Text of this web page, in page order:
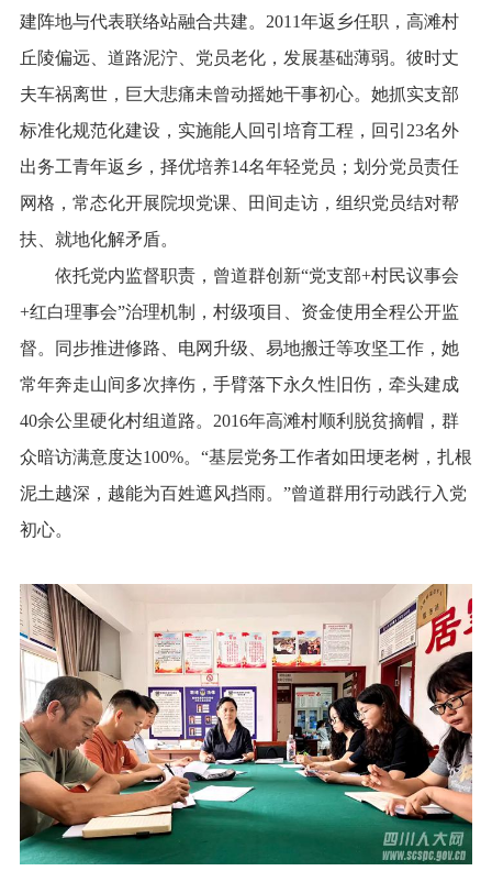
建阵地与代表联络站融合共建。2011年返乡任职，高滩村
丘陵偏远、道路泥泞、党员老化，发展基础薄弱。彼时丈
夫车祸离世，巨大悲痛未曾动摇她干事初心。她抓实支部
标准化规范化建设，实施能人回引培育工程，回引23名外
出务工青年返乡，择优培养14名年轻党员；划分党员责任
网格，常态化开展院坝党课、田间走访，组织党员结对帮
扶、就地化解矛盾。
依托党内监督职责，曾道群创新“党支部+村民议事会
+红白理事会”治理机制，村级项目、资金使用全程公开监
督。同步推进修路、电网升级、易地搬迁等攻坚工作，她
常年奔走山间多次摔伤，手臂落下永久性旧伤，牵头建成
40余公里硬化村组道路。2016年高滩村顺利脱贫摘帽，群
众暗访满意度达100%。“基层党务工作者如田埂老树，扎根
泥土越深，越能为百姓遮风挡雨。”曾道群用行动践行入党
初心。